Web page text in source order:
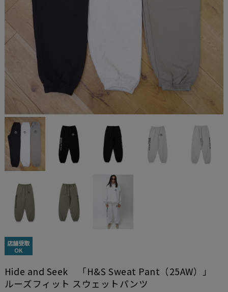
店舗受取
OK
Hide and Seek 「H&S Sweat Pant（25AW）」
ルーズフィット スウェットパンツ